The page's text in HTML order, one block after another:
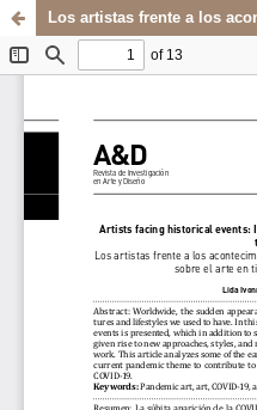
Sistema de
Bibliotecas
Departamento de
Arte y Diseño